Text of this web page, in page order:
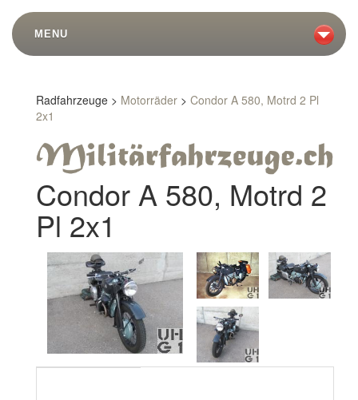
MENU
Radfahrzeuge > Motorräder > Condor A 580, Motrd 2 Pl
2x1
Condor A 580, Motrd 2
Pl 2x1